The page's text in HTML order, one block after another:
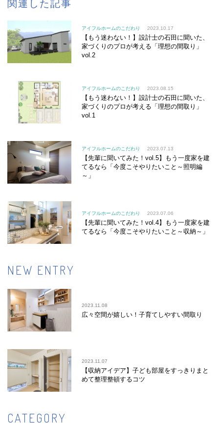
関連した記事
アイフルホームのこだわり 2023.10.17
【もう迷わない！】設計士の石田に聞いた、
家づくりのプロが考える「理想の間取り」
vol.2
アイフルホームのこだわり 2023.08.15
【もう迷わない！】設計士の石田に聞いた、
家づくりのプロが考える「理想の間取り」
vol.1
アイフルホームのこだわり 2023.07.13
【先輩に聞いてみた！vol.5】もう一度家を建
てるなら「今度こそやりたいこと～照明編
～」
アイフルホームのこだわり 2023.07.06
【先輩に聞いてみた！vol.4】もう一度家を建
てるなら「今度こそやりたいこと～収納～」
NEW ENTRY
2023.11.08
広々空間が嬉しい！子育てしやすい間取り
2023.11.07
【収納アイデア】子ども部屋をすっきりまと
めて整理整頓するコツ
CATEGORY